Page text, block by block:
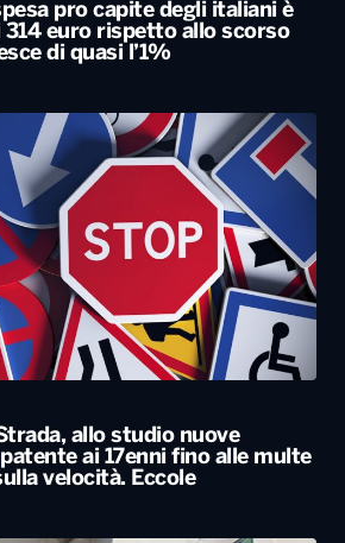
pro capite degli italiani è
euro rispetto allo scorso
di quasi l’1%
allo studio nuove
ai 17enni fino alle multe
velocità. Eccole